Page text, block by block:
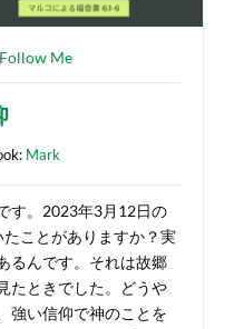
Follow Me
Mark
す。2023年3月12日の
ことがありますか？実
るんです。それは故郷
たときでした。どうや
強い信仰で神のことを